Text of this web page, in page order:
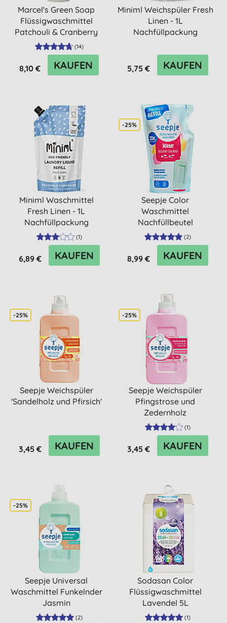
Marcel's Green Soap
Flüssigwaschmittel
Patchouli & Cranberry
(14)
8,10 € KAUFEN
Miniml Weichspüler Fresh
Linen - 1L
Nachfüllpackung
5,75 € KAUFEN
Miniml Waschmittel
Fresh Linen - 1L
Nachfüllpackung
(1)
6,89 € KAUFEN
-25%
Seepje Color
Waschmittel
Nachfüllbeutel
(2)
8,99 € KAUFEN
-25%
Seepje Weichspüler
'Sandelholz und Pfirsich'
3,45 € KAUFEN
-25%
Seepje Weichspüler
Pfingstrose und
Zedernholz
(1)
3,45 € KAUFEN
-25%
Seepje Universal
Waschmittel Funkelnder
Jasmin
(2)
Sodasan Color
Flüssigwaschmittel
Lavendel 5L
(1)